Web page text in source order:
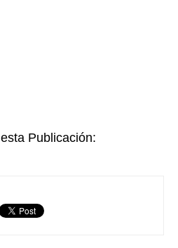
Publicación: